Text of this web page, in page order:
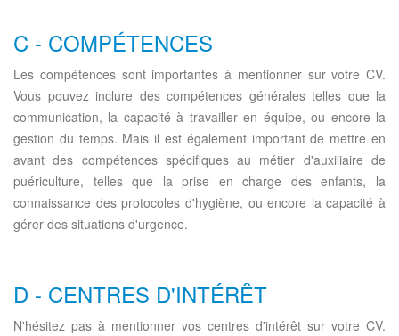
C - COMPÉTENCES
Les compétences sont importantes à mentionner sur votre CV.
Vous pouvez inclure des compétences générales telles que la
communication, la capacité à travailler en équipe, ou encore la
gestion du temps. Mais il est également important de mettre en
avant des compétences spécifiques au métier d'auxiliaire de
puériculture, telles que la prise en charge des enfants, la
connaissance des protocoles d'hygiène, ou encore la capacité à
gérer des situations d'urgence.
D - CENTRES D'INTÉRÊT
N'hésitez pas à mentionner vos centres d'intérêt sur votre CV.